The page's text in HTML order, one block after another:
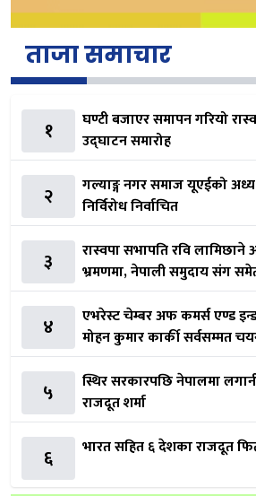
ताजा समाचार
१
घण्टी बजाएर समापन गरियो
उद्घाटन समारोह
२
गल्याङ्ग नगर समाज यूएईको
निर्विरोध निर्वाचित
३
रास्वपा सभापति रवि
भ्रमणमा, नेपाली समुदाय संग समेत
४
एभरेस्ट चेम्बर अफ कमर्स एण्ड
मोहन कुमार कार्की सर्वसम्मत
५
स्थिर सरकारपछि नेपालमा
राजदूत शर्मा
६ भारत सहित ६ देशका राजदूत